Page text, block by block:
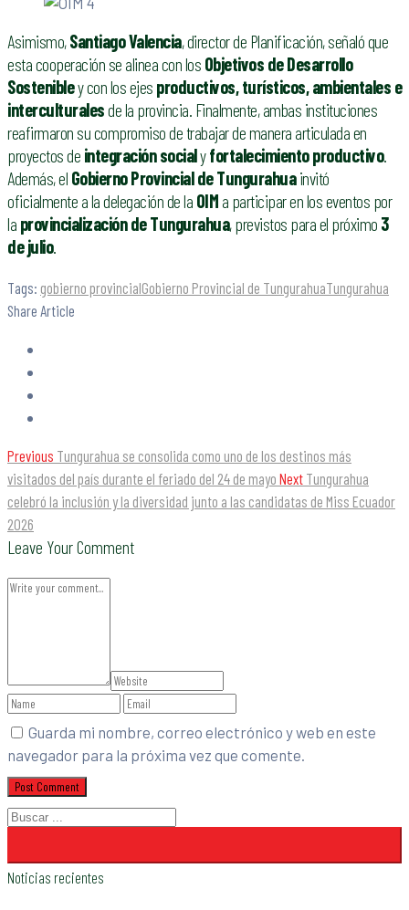
Asimismo,Santiago Valencia, director de Planificación, señaló que
esta cooperación se alinea con los Objetivos de Desarrollo
Sostenibley con los ejes productivos, turísticos, ambientales e
interculturalesde la provincia. Finalmente, ambas instituciones
reafirmaron su compromiso de trabajar de manera articulada en
proyectos de integración socialyfortalecimiento productivo.
Además, el Gobierno Provincial de Tungurahuainvitó
oficialmente a la delegación de la OIM a participar en los eventos por
la provincialización de Tungurahua, previstos para el próximo 3
de julio.
Tags: gobierno provincialGobierno Provincial de TungurahuaTungurahua
Share Article
Previous Tungurahua se consolida como uno de los destinos más
visitados del país durante el feriado del 24 de mayo Next Tungurahua
celebró la inclusión y la diversidad junto a las candidatas de Miss Ecuador
2026
Leave Your Comment
Guarda mi nombre, correo electrónico y web en este
navegador para la próxima vez que comente.
Noticias recientes